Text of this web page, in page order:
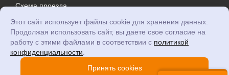
Схема проезда
gisys@gisys.ru
© 2026 GI Systems
Политика конфиденциальности
Согласие на обработку персональных данных
Этот сайт использует файлы cookie для хранения данных.
Продолжая использовать сайт, вы даете свое согласие на
работу с этими файлами в соответствии с политикой
конфиденциальности
Принять cookies